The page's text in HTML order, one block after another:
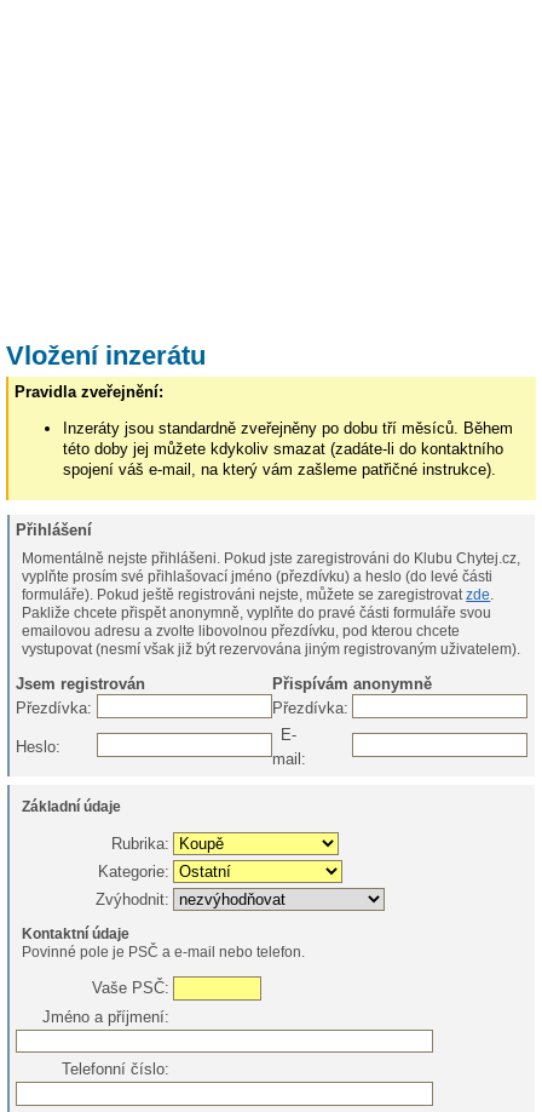
Vložení inzerátu
Pravidla zveřejnění:
Inzeráty jsou standardně zveřejněny po dobu tří měsíců. Během
této doby jej můžete kdykoliv smazat (zadáte-li do kontaktního
spojení váš e-mail, na který vám zašleme patřičné instrukce).
Přihlášení
Momentálně nejste přihlášeni. Pokud jste zaregistrováni do Klubu Chytej.cz,
vyplňte prosím své přihlašovací jméno (přezdívku) a heslo (do levé části
formuláře). Pokud ještě registrováni nejste, můžete se zaregistrovatzde.
Pakliže chcete přispět anonymně, vyplňte do pravé části formuláře svou
emailovou adresu a zvolte libovolnou přezdívku, pod kterou chcete
vystupovat (nesmí však již být rezervována jiným registrovaným uživatelem).
Jsem registrován
Přispívám anonymně
Přezdívka:
Přezdívka:
Heslo:
E-
mail:
Základní údaje
Rubrika:
Kategorie:
Zvýhodnit:
Kontaktní údaje
Povinné pole je PSČ a e-mail nebo telefon.
Vaše PSČ:
Jméno a příjmení:
Telefonní číslo: